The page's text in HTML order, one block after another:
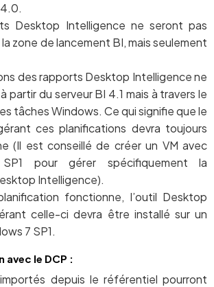
Desktop Intelligence ne seront pas
zone de lancement BI, mais seulement
des rapports Desktop Intelligence ne
partir du serveur BI 4.1 mais à travers le
tâches Windows. Ce qui signifie que le
ces planifications devra toujours
(Il est conseillé de créer un VM avec
pour gérer spécifiquement la
Intelligence).
fonctionne, l’outil Desktop
celle-ci devra être installé sur un
7 SP1.
le DCP :
depuis le référentiel pourront